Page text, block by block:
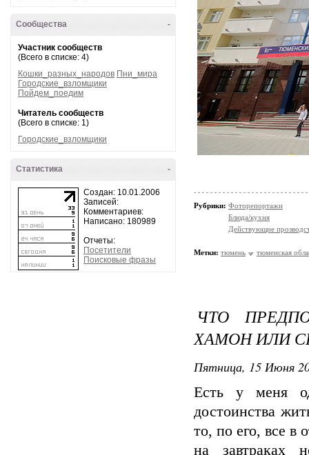
-
Сообщества
Участник сообществ
(Всего в списке: 4)
Кошки_разных_народов Пни_мира
Городские_взломщики
Пойдем_поедим
Читатель сообществ
(Всего в списке: 1)
Городские_взломщики
-
Статистика
Создан: 10.01.2006
Записей:
Комментариев:
Написано: 180989
Отчеты:
Посетители
Поисковые фразы
Рубрики: Фоторепортажи
Блюда/кухня
Действующие
Метки: тюмень тюменская
ЧТО
ХАМОН ИЛИ
Пятница, 15 Июня
Есть у меня
достоинства
то, по его, все в
на завтраках